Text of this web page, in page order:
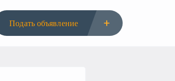
Подать объявление